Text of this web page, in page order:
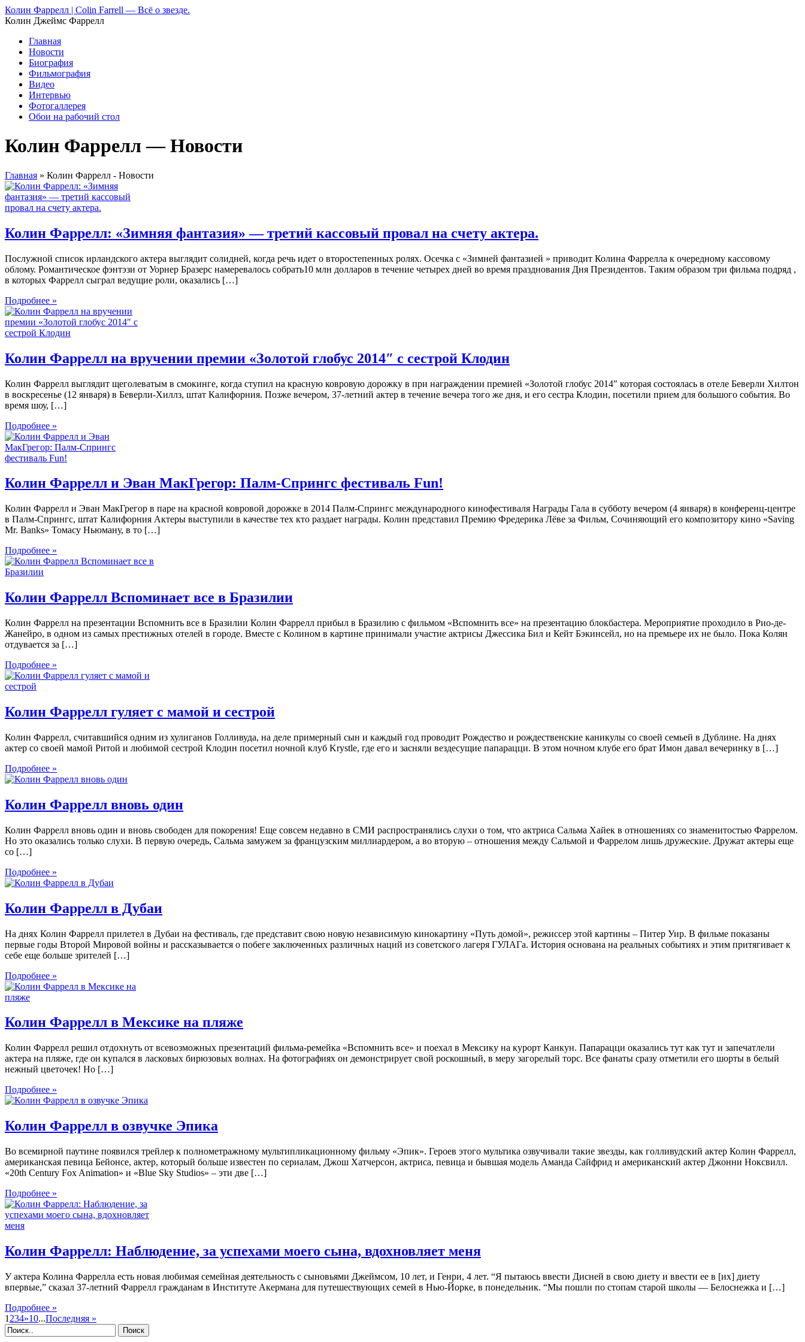
Колин Фаррелл | Colin Farrell — Всё о звезде.
Колин Джеймс Фаррелл
Главная
Новости
Биография
Фильмография
Видео
Интервью
Фотогаллерея
Обои на рабочий стол
Колин Фаррелл — Новости
Главная » Колин Фаррелл - Новости
Колин Фаррелл: «Зимняя фантазия» — третий кассовый провал на счету актера.
Послужной список ирландского актера выглядит солидней, когда речь идет о второстепенных ролях. Осечка с «Зимней фантазией » приводит Колина Фаррелла к очередному кассовому
облому. Романтическое фэнтэзи от Уорнер Бразерс намеревалось собрать10 млн долларов в течение четырех дней во время празднования Дня Президентов. Таким образом три фильма подряд ,
в которых Фаррелл сыграл ведущие роли, оказались […]
Подробнее »
Колин Фаррелл на вручении премии «Золотой глобус 2014″ с сестрой Клодин
Колин Фаррелл выглядит щеголеватым в смокинге, когда ступил на красную ковровую дорожку в при награждении премией «Золотой глобус 2014″ которая состоялась в отеле Беверли Хилтон
в воскресенье (12 января) в Беверли-Хиллз, штат Калифорния. Позже вечером, 37-летний актер в течение вечера того же дня, и его сестра Клодин, посетили прием для большого события. Во
время шоу, […]
Подробнее »
Колин Фаррелл и Эван МакГрегор: Палм-Спрингс фестиваль Fun!
Колин Фаррелл и Эван МакГрегор в паре на красной ковровой дорожке в 2014 Палм-Спрингс международного кинофестиваля Награды Гала в субботу вечером (4 января) в конференц-центре
в Палм-Спрингс, штат Калифорния Актеры выступили в качестве тех кто раздает награды. Колин представил Премию Фредерика Лёве за Фильм, Сочиняющий его композитору кино «Saving
Mr. Banks» Томасу Ньюману, в то […]
Подробнее »
Колин Фаррелл Вспоминает все в Бразилии
Колин Фаррелл на презентации Вспомнить все в Бразилии Колин Фаррелл прибыл в Бразилию с фильмом «Вспомнить все» на презентацию блокбастера. Мероприятие проходило в Рио-де-
Жанейро, в одном из самых престижных отелей в городе. Вместе с Колином в картине принимали участие актрисы Джессика Бил и Кейт Бэкинсейл, но на премьере их не было. Пока Колян
отдувается за […]
Подробнее »
Колин Фаррелл гуляет с мамой и сестрой
Колин Фаррелл, считавшийся одним из хулиганов Голливуда, на деле примерный сын и каждый год проводит Рождество и рождественские каникулы со своей семьей в Дублине. На днях
актер со своей мамой Ритой и любимой сестрой Клодин посетил ночной клуб Krystle, где его и засняли вездесущие папарацци. В этом ночном клубе его брат Имон давал вечеринку в […]
Подробнее »
Колин Фаррелл вновь один
Колин Фаррелл вновь один и вновь свободен для покорения! Еще совсем недавно в СМИ распространялись слухи о том, что актриса Сальма Хайек в отношениях со знаменитостью Фаррелом.
Но это оказались только слухи. В первую очередь, Сальма замужем за французским миллиардером, а во вторую – отношения между Сальмой и Фаррелом лишь дружеские. Дружат актеры еще
со […]
Подробнее »
Колин Фаррелл в Дубаи
На днях Колин Фаррелл прилетел в Дубаи на фестиваль, где представит свою новую независимую кинокартину «Путь домой», режиссер этой картины – Питер Уир. В фильме показаны
первые годы Второй Мировой войны и рассказывается о побеге заключенных различных наций из советского лагеря ГУЛАГа. История основана на реальных событиях и этим притягивает к
себе еще больше зрителей […]
Подробнее »
Колин Фаррелл в Мексике на пляже
Колин Фаррелл решил отдохнуть от всевозможных презентаций фильма-ремейка «Вспомнить все» и поехал в Мексику на курорт Канкун. Папарацци оказались тут как тут и запечатлели
актера на пляже, где он купался в ласковых бирюзовых волнах. На фотографиях он демонстрирует свой роскошный, в меру загорелый торс. Все фанаты сразу отметили его шорты в белый
нежный цветочек! Но […]
Подробнее »
Колин Фаррелл в озвучке Эпика
Во всемирной паутине появился трейлер к полнометражному мультипликационному фильму «Эпик». Героев этого мультика озвучивали такие звезды, как голливудский актер Колин Фаррелл,
американская певица Бейонсе, актер, который больше известен по сериалам, Джош Хатчерсон, актриса, певица и бывшая модель Аманда Сайфрид и американский актер Джонни Ноксвилл.
«20th Century Fox Animation» и «Blue Sky Studios» – эти две […]
Подробнее »
Колин Фаррелл: Наблюдение, за успехами моего сына, вдохновляет меня
У актера Колина Фаррелла есть новая любимая семейная деятельность с сыновьями Джеймсом, 10 лет, и Генри, 4 лет. “Я пытаюсь ввести Дисней в свою диету и ввести ее в [их] диету
впервые,” сказал 37-летний Фаррелл гражданам в Институте Акермана для путешествующих семей в Нью-Йорке, в понедельник. “Мы пошли по стопам старой школы — Белоснежка и […]
Подробнее »
1 234»10...Последняя »
Поиск